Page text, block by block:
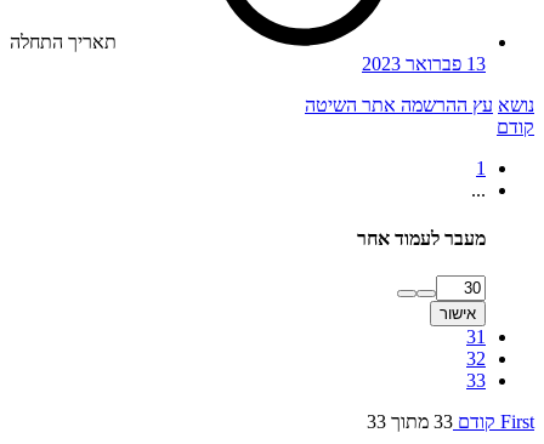
תאריך התחלה
13 פברואר 2023
נושא עץ ההרשמה אתר השיטה
קודם
1
...
מעבר לעמוד אחר
אישור
31
32
33
First קודם 33 מתוך 33